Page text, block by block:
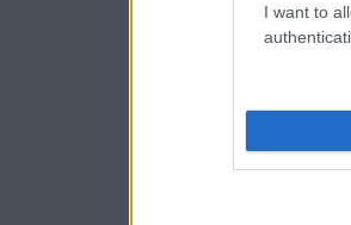
I want to